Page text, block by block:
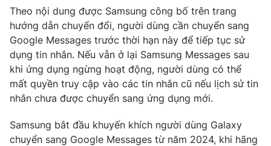
Tư vấn
Chuyên mục khác
Emagazine Podcast
Photo Infographic
Video Shorts video
Theo nội dung được Samsung công bố trên trang
hướng dẫn chuyển đổi, người dùng cần chuyển sang
Google Messages trước thời hạn này để tiếp tục sử
dụng tin nhắn. Nếu vẫn ở lại Samsung Messages sau
khi ứng dụng ngừng hoạt động, người dùng có thể
mất quyền truy cập vào các tin nhắn cũ nếu lịch sử tin
nhắn chưa được chuyển sang ứng dụng mới.
Samsung bắt đầu khuyến khích người dùng Galaxy
chuyển sang Google Messages từ năm 2024, khi hãng